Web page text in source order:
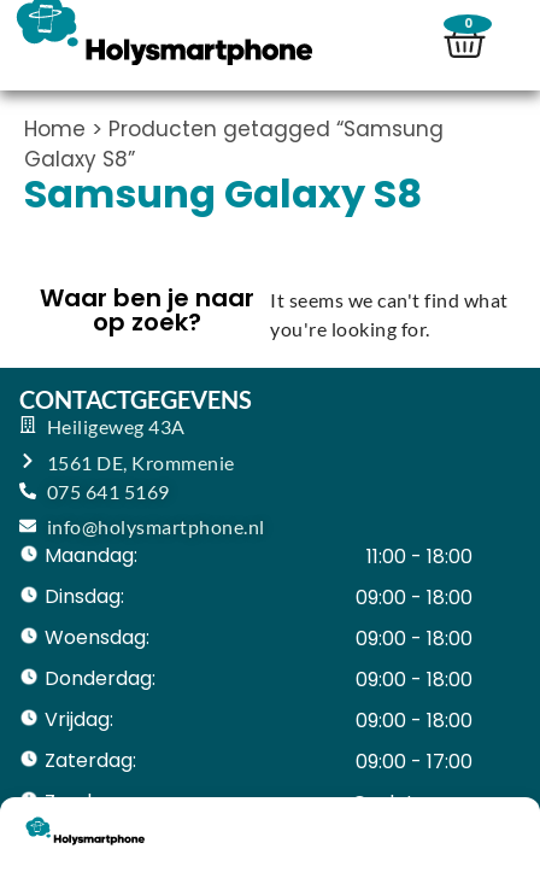
0
Home > Producten getagged “Samsung
Galaxy S8”
Samsung Galaxy S8
Waar ben je naar
op zoek?
It seems we can't find what
you're looking for.
CONTACTGEGEVENS
Heiligeweg 43A
1561 DE, Krommenie
075 641 5169
info@holysmartphone.nl
Maandag:
11:00 - 18:00
Dinsdag:
09:00 - 18:00
Woensdag:
09:00 - 18:00
Donderdag:
09:00 - 18:00
Vrijdag:
09:00 - 18:00
Zaterdag:
09:00 - 17:00
Zondag:
Gesloten ​ ​ ​ ​ ​ ​ ​
ACCOUNT